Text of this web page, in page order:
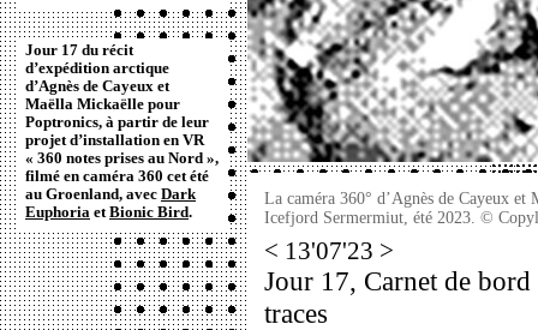
Jour 17 du récit
d’expédition arctique
d’Agnès de Cayeux et
Maëlla Mickaëlle pour
Poptronics, à partir de leur
projet d’installation en VR
« 360 notes prises au Nord »,
filmé en caméra 360 cet été
au Groenland, avec Dark
Euphoria etBionic Bird.
La caméra 360° d’Agnès de Cayeux
Icefjord Sermermiut, été 2023. ©
< 13'07'23 >
Jour 17, Carnet de
traces